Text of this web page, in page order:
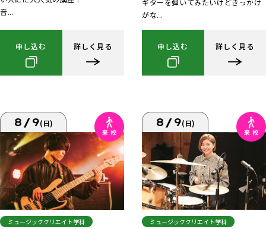
音...
申し込む 詳しく見る
がな...
申し込む 詳しく見る
8/9(日)
ミュージッククリエイト学科
8/9(日)
ミュージッククリエイト学科